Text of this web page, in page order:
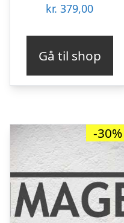
kr. 379,00
Gå til shop
-30%